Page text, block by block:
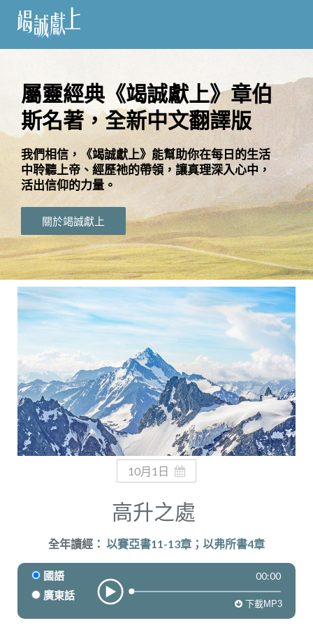
閱
語
言
關
於
竭
誠
獻
上
奉獻
屬靈經典《竭誠獻上》章伯
斯名著，全新中文翻譯版
我們相信，《竭誠獻上》能幫助你在每日的生活
中聆聽上帝、經歷祂的帶領，讓真理深入心中，
活出信仰的力量。
關於竭誠獻上
10月1日
高升之處
全年讀經： 以賽亞書11-13章；以弗所書4章
國語
廣東話
00:00
下載MP3